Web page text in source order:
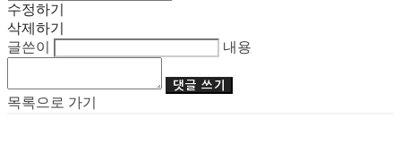
수정하기
삭제하기
글쓴이
내용
댓글 쓰기
목록으로 가기